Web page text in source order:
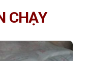
CHẠY